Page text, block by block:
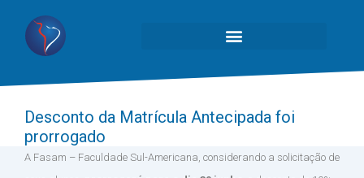
Desconto da Matrícula Antecipada foi
prorrogado
A Fasam – Faculdade Sul-Americana, considerando a solicitação de